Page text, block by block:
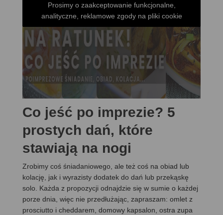
Prosimy o zaakceptowanie funkcjonalne,
analityczne, reklamowe zgody na pliki cookie
Co jeść po imprezie? 5
prostych dań, które
stawiają na nogi
Zrobimy coś śniadaniowego, ale też coś na obiad lub
kolację, jak i wyrazisty dodatek do dań lub przekąskę
solo. Każda z propozycji odnajdzie się w sumie o każdej
porze dnia, więc nie przedłużając, zapraszam: omlet z
prosciutto i cheddarem, domowy kapsalon, ostra zupa